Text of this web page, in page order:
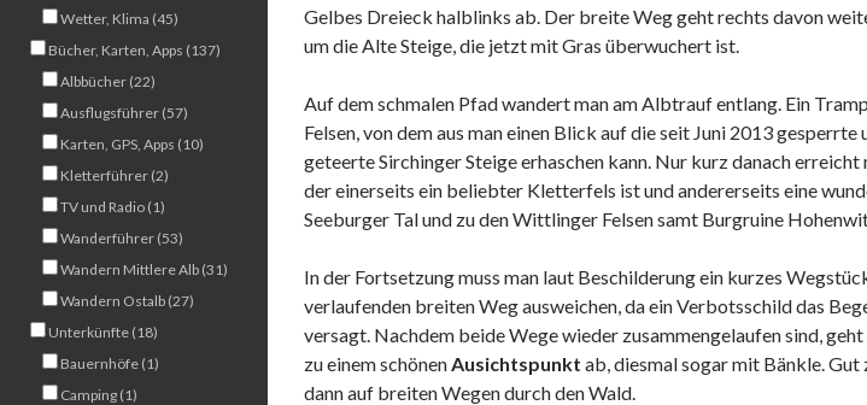
Gelbes Dreieck halblinks ab. Der breite Weg geht rechts davon
um die Alte Steige, die jetzt mit Gras überwuchert ist.
Auf dem schmalen Pfad wandert man am Albtrauf entlang. Ein
Felsen, von dem aus man einen Blick auf die seit Juni 2013
geteerte Sirchinger Steige erhaschen kann. Nur kurz danach erreicht
der einerseits ein beliebter Kletterfels ist und andererseits eine
Seeburger Tal und zu den Wittlinger Felsen samt Burgruine
In der Fortsetzung muss man laut Beschilderung ein kurzes
verlaufenden breiten Weg ausweichen, da ein Verbotsschild das
versagt. Nachdem beide Wege wieder zusammengelaufen sind,
zu einem schönenAusichtspunkt ab, diesmal sogar mit Bänkle.
dann auf breiten Wegen durch den Wald.
Wetter, Klima (45)
Bücher, Karten, Apps (137)
Albbücher (22)
Ausflugsführer (57)
Karten, GPS, Apps (10)
Kletterführer (2)
TV und Radio (1)
Wanderführer (53)
Wandern Mittlere Alb (31)
Wandern Ostalb (27)
Unterkünfte (18)
Bauernhöfe (1)
Camping (1)